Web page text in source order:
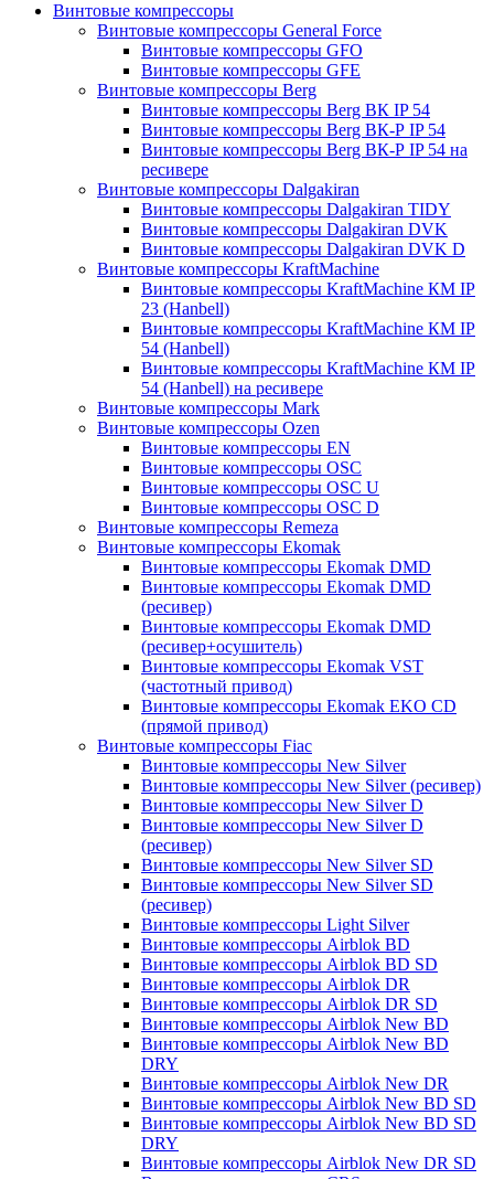
Винтовые компрессоры
Винтовые компрессоры General Force
Винтовые компрессоры GFO
Винтовые компрессоры GFE
Винтовые компрессоры Berg
Винтовые компрессоры Berg ВК IP 54
Винтовые компрессоры Berg ВК-Р IP 54
Винтовые компрессоры Berg ВК-Р IP 54 на
ресивере
Винтовые компрессоры Dalgakiran
Винтовые компрессоры Dalgakiran TIDY
Винтовые компрессоры Dalgakiran DVK
Винтовые компрессоры Dalgakiran DVK D
Винтовые компрессоры KraftMachine
Винтовые компрессоры KraftMachine КМ IP
23 (Hanbell)
Винтовые компрессоры KraftMachine КМ IP
54 (Hanbell)
Винтовые компрессоры KraftMachine КМ IP
54 (Hanbell) на ресивере
Винтовые компрессоры Mark
Винтовые компрессоры Ozen
Винтовые компрессоры EN
Винтовые компрессоры OSC
Винтовые компрессоры OSC U
Винтовые компрессоры OSC D
Винтовые компрессоры Remeza
Винтовые компрессоры Ekomak
Винтовые компрессоры Ekomak DMD
Винтовые компрессоры Ekomak DMD
(ресивер)
Винтовые компрессоры Ekomak DMD
(ресивер+осушитель)
Винтовые компрессоры Ekomak VST
(частотный привод)
Винтовые компрессоры Ekomak EKO CD
(прямой привод)
Винтовые компрессоры Fiac
Винтовые компрессоры New Silver
Винтовые компрессоры New Silver (ресивер)
Винтовые компрессоры New Silver D
Винтовые компрессоры New Silver D
(ресивер)
Винтовые компрессоры New Silver SD
Винтовые компрессоры New Silver SD
(ресивер)
Винтовые компрессоры Light Silver
Винтовые компрессоры Airblok BD
Винтовые компрессоры Airblok BD SD
Винтовые компрессоры Airblok DR
Винтовые компрессоры Airblok DR SD
Винтовые компрессоры Airblok New BD
Винтовые компрессоры Airblok New BD
DRY
Винтовые компрессоры Airblok New DR
Винтовые компрессоры Airblok New BD SD
Винтовые компрессоры Airblok New BD SD
DRY
Винтовые компрессоры Airblok New DR SD